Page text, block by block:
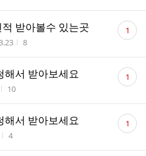
받아볼수 있는곳
간 조회수
8
댓
글 1
해서 받아보세요
조회수
10
댓
글 1
해서 받아보세요
조회수
4
댓
글 1